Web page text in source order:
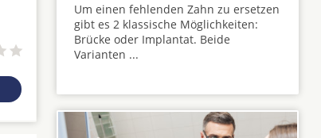
Um einen fehlenden Zahn zu ersetzen
gibt es 2 klassische Möglichkeiten:
Brücke oder Implantat. Beide
Varianten ...